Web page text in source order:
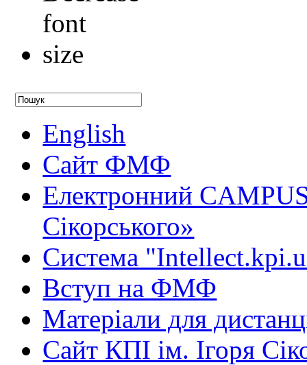
English
Сайт ФМФ
Електронний
Сікорського»
Система
Вступ на ФМФ
Матеріали для
Сайт КПІ ім. Ігоря